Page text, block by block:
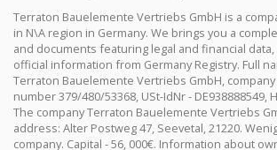
Terraton Bauelemente Vertriebs GmbH is a
in N\A region in Germany. We brings you a
and documents featuring legal and financial
official information from Germany Registry. Full
Terraton Bauelemente Vertriebs GmbH,
number 379/480/53368, USt-IdNr - DE938888549,
The company Terraton Bauelemente Vertriebs
address: Alter Postweg 47, Seevetal, 21220.
company. Capital - 56, 000€. Information about